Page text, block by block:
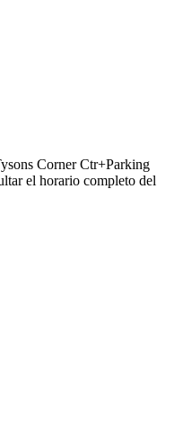
Corner Ctr+Parking
el horario completo del